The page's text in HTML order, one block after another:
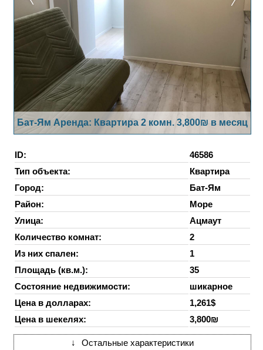
Бат-Ям Аренда: Квартира 2 комн. 3,800₪ в месяц
ID:
46586
Тип объекта:
Квартира
Город:
Бат-Ям
Район:
Море
Улица:
Ацмаут
Количество комнат:
2
Из них спален:
1
Площадь (кв.м.):
35
Состояние недвижимости:
шикарное
Цена в долларах:
1,261$
Цена в шекелях:
3,800₪
↓ Остальные характеристики